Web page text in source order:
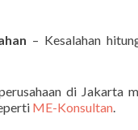
– Kesalahan
di Jakarta
ME-Konsultan.